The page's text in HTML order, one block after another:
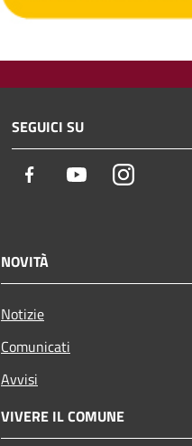
SEGUICI SU
Facebook YoutubeInstagram
NOVITÀ
Notizie
Comunicati
Avvisi
VIVERE IL COMUNE